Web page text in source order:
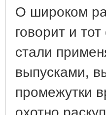
О широком
говорит и
стали
выпусками,
промежутки